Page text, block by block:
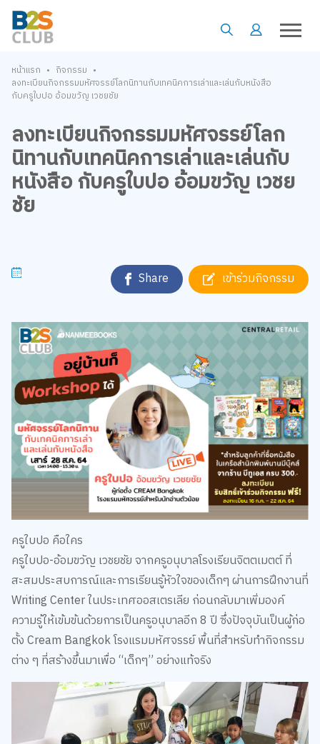
หน้าแรก • กิจกรรม •
ลงทะเบียนกิจกรรมมหัศจรรย์โลกนิทานกับเทคนิคการเล่าและเล่นกับหนังสือ
กับครูใบปอ อ้อมขวัญ เวชยชัย
ลงทะเบียนกิจกรรมมหัศจรรย์โลก
นิทานกับเทคนิคการเล่าและเล่นกับ
หนังสือ กับครูใบปอ อ้อมขวัญ เวชย
ชัย
Share เข้าร่วมกิจกรรม
ครูใบปอ คือใคร
ครูใบปอ-อ้อมขวัญ เวชยชัย จากครูอนุบาลโรงเรียนจิตตเมตต์ ที่
สะสมประสบการณ์และการเรียนรู้หัวใจของเด็กๆ ผ่านการฝึกงานที่
Writing Center ในประเทศออสเตรเลีย ก่อนกลับมาเพิ่มองค์
ความรู้ให้เข้มข้นด้วยการเป็นครูอนุบาลอีก 8 ปี ซึ่งปัจจุบันเป็นผู้ก่อ
ตั้ง Cream Bangkok โรงแรมมหัศจรรย์ พื้นที่สำหรับทำกิจกรรม
ต่าง ๆ ที่สร้างขึ้นมาเพื่อ “เด็กๆ” อย่างแท้จริง